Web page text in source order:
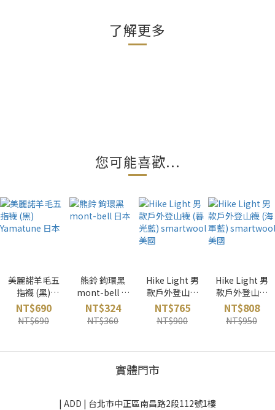
了解更多
您可能喜歡...
美麗諾羊毛五
指襪 (黑)
Yamatune 日
本
NT$690
NT$690
熊鈴 鉤環黑
mont-bell 日
本
NT$324
NT$360
Hike Light 男
款戶外登山襪
(暮光藍)
smartwool
美國
NT$765
NT$900
Hike Light 男
款戶外登山襪
(海軍藍)
smartwool
美國
NT$808
NT$950
實體門市
| ADD | 台北市中正區南昌路2段112號1樓